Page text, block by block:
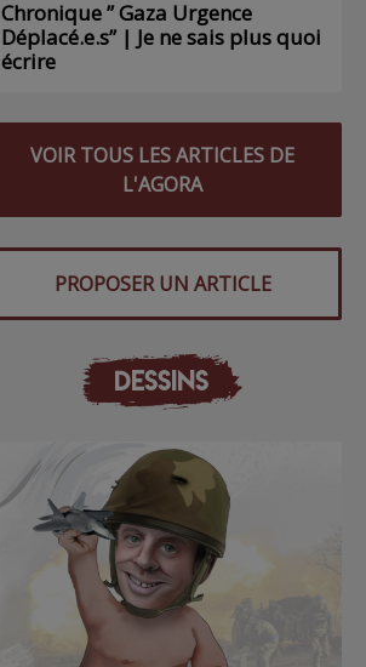
Chronique ” Gaza Urgence
Déplacé.e.s” | Je ne sais plus quoi
écrire
VOIR TOUS LES ARTICLES DE
L'AGORA
PROPOSER UN ARTICLE
DESSINS